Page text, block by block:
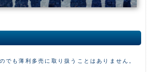
でも薄利多売に取り扱うことはありません。